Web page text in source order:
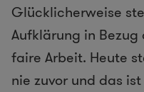
Glücklicherweise
Aufklärung in
faire Arbeit. Heute
nie zuvor und das